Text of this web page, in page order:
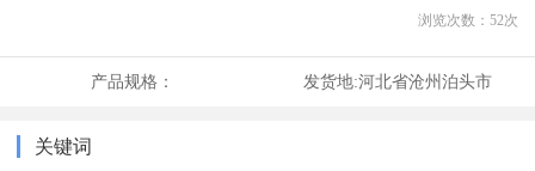
浏览次数： 52次
产品规格： 发货地:河北省沧州泊头市
关键词